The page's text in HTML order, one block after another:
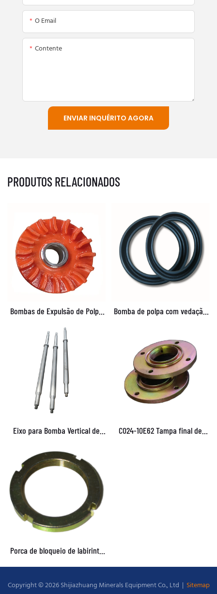
O Email
Contente
ENVIAR INQUÉRITO AGORA
PRODUTOS RELACIONADOS
Bombas de Expulsão de Polpa
Bomba de polpa com vedação
Eixo para Bomba Vertical de
Bombas de Poço Verticais
C024-10E62 Tampa final de
Porca de bloqueio de labirinto
Copyright © 2026 Shijiazhuang Minerals Equipment Co., Ltd | Sitemap